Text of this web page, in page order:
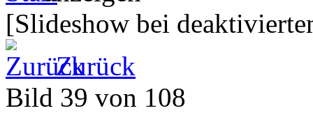
[Slideshow bei
Zurück
Bild 39 von 108